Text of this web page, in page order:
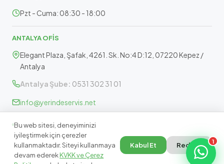
Pzt - Cuma: 08:30 - 18:00
ANTALYA OFİS
Elegant Plaza, Şafak, 4261. Sk. No:4 D:12, 07220 Kepez /
Antalya
Antalya Şube: 0531 302 31 01
info@yerindeservis.net
Pazartesi - Cuma: 09:30 - 17:30
1
Bu web sitesi, deneyiminizi
iyileştirmek için çerezler
kullanmaktadır. Siteyi kullanmaya
devam ederekKVKK ve Çerez
Kabul Et Reddet